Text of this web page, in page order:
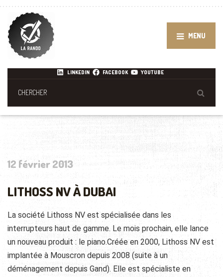
MENU
LINKEDIN FACEBOOK YOUTUBE
12 février 2013
LITHOSS NV À DUBAI
La société Lithoss NV est spécialisée dans les
interrupteurs haut de gamme. Le mois prochain, elle lance
un nouveau produit : le piano.Créée en 2000, Lithoss NV est
implantée à Mouscron depuis 2008 (suite à un
déménagement depuis Gand). Elle est spécialiste en